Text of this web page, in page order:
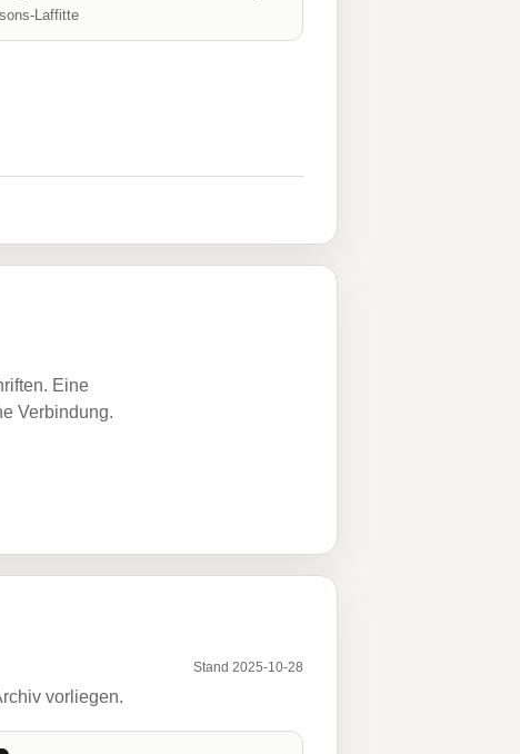
Laffitte
Eine
Verbindung.
Stand 2025-10-28
vorliegen.